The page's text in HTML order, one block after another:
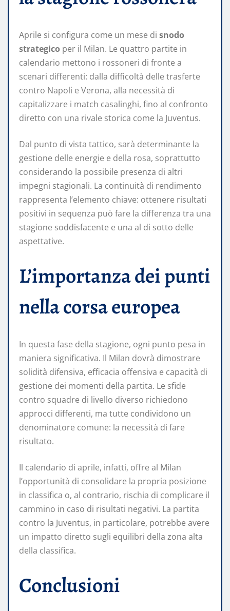
Aprile si configura come un mese di snodo
strategico per il Milan. Le quattro partite in
calendario mettono i rossoneri di fronte a
scenari differenti: dalla difficoltà delle trasferte
contro Napoli e Verona, alla necessità di
capitalizzare i match casalinghi, fino al confronto
diretto con una rivale storica come la Juventus.
Dal punto di vista tattico, sarà determinante la
gestione delle energie e della rosa, soprattutto
considerando la possibile presenza di altri
impegni stagionali. La continuità di rendimento
rappresenta l’elemento chiave: ottenere risultati
positivi in sequenza può fare la differenza tra una
stagione soddisfacente e una al di sotto delle
aspettative.
L’importanza dei punti
nella corsa europea
In questa fase della stagione, ogni punto pesa in
maniera significativa. Il Milan dovrà dimostrare
solidità difensiva, efficacia offensiva e capacità di
gestione dei momenti della partita. Le sfide
contro squadre di livello diverso richiedono
approcci differenti, ma tutte condividono un
denominatore comune: la necessità di fare
risultato.
Il calendario di aprile, infatti, offre al Milan
l’opportunità di consolidare la propria posizione
in classifica o, al contrario, rischia di complicare il
cammino in caso di risultati negativi. La partita
contro la Juventus, in particolare, potrebbe avere
un impatto diretto sugli equilibri della zona alta
della classifica.
Conclusioni